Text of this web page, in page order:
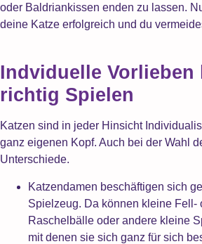
oder Baldriankissen enden zu lassen.
deine Katze erfolgreich und du
Indviduelle Vorlieben
richtig Spielen
Katzen sind in jeder Hinsicht
ganz eigenen Kopf. Auch bei der Wahl
Unterschiede.
Katzendamen beschäftigen sich
Spielzeug. Da können kleine Fell-
Raschelbälle oder andere kleine
mit denen sie sich ganz für sich